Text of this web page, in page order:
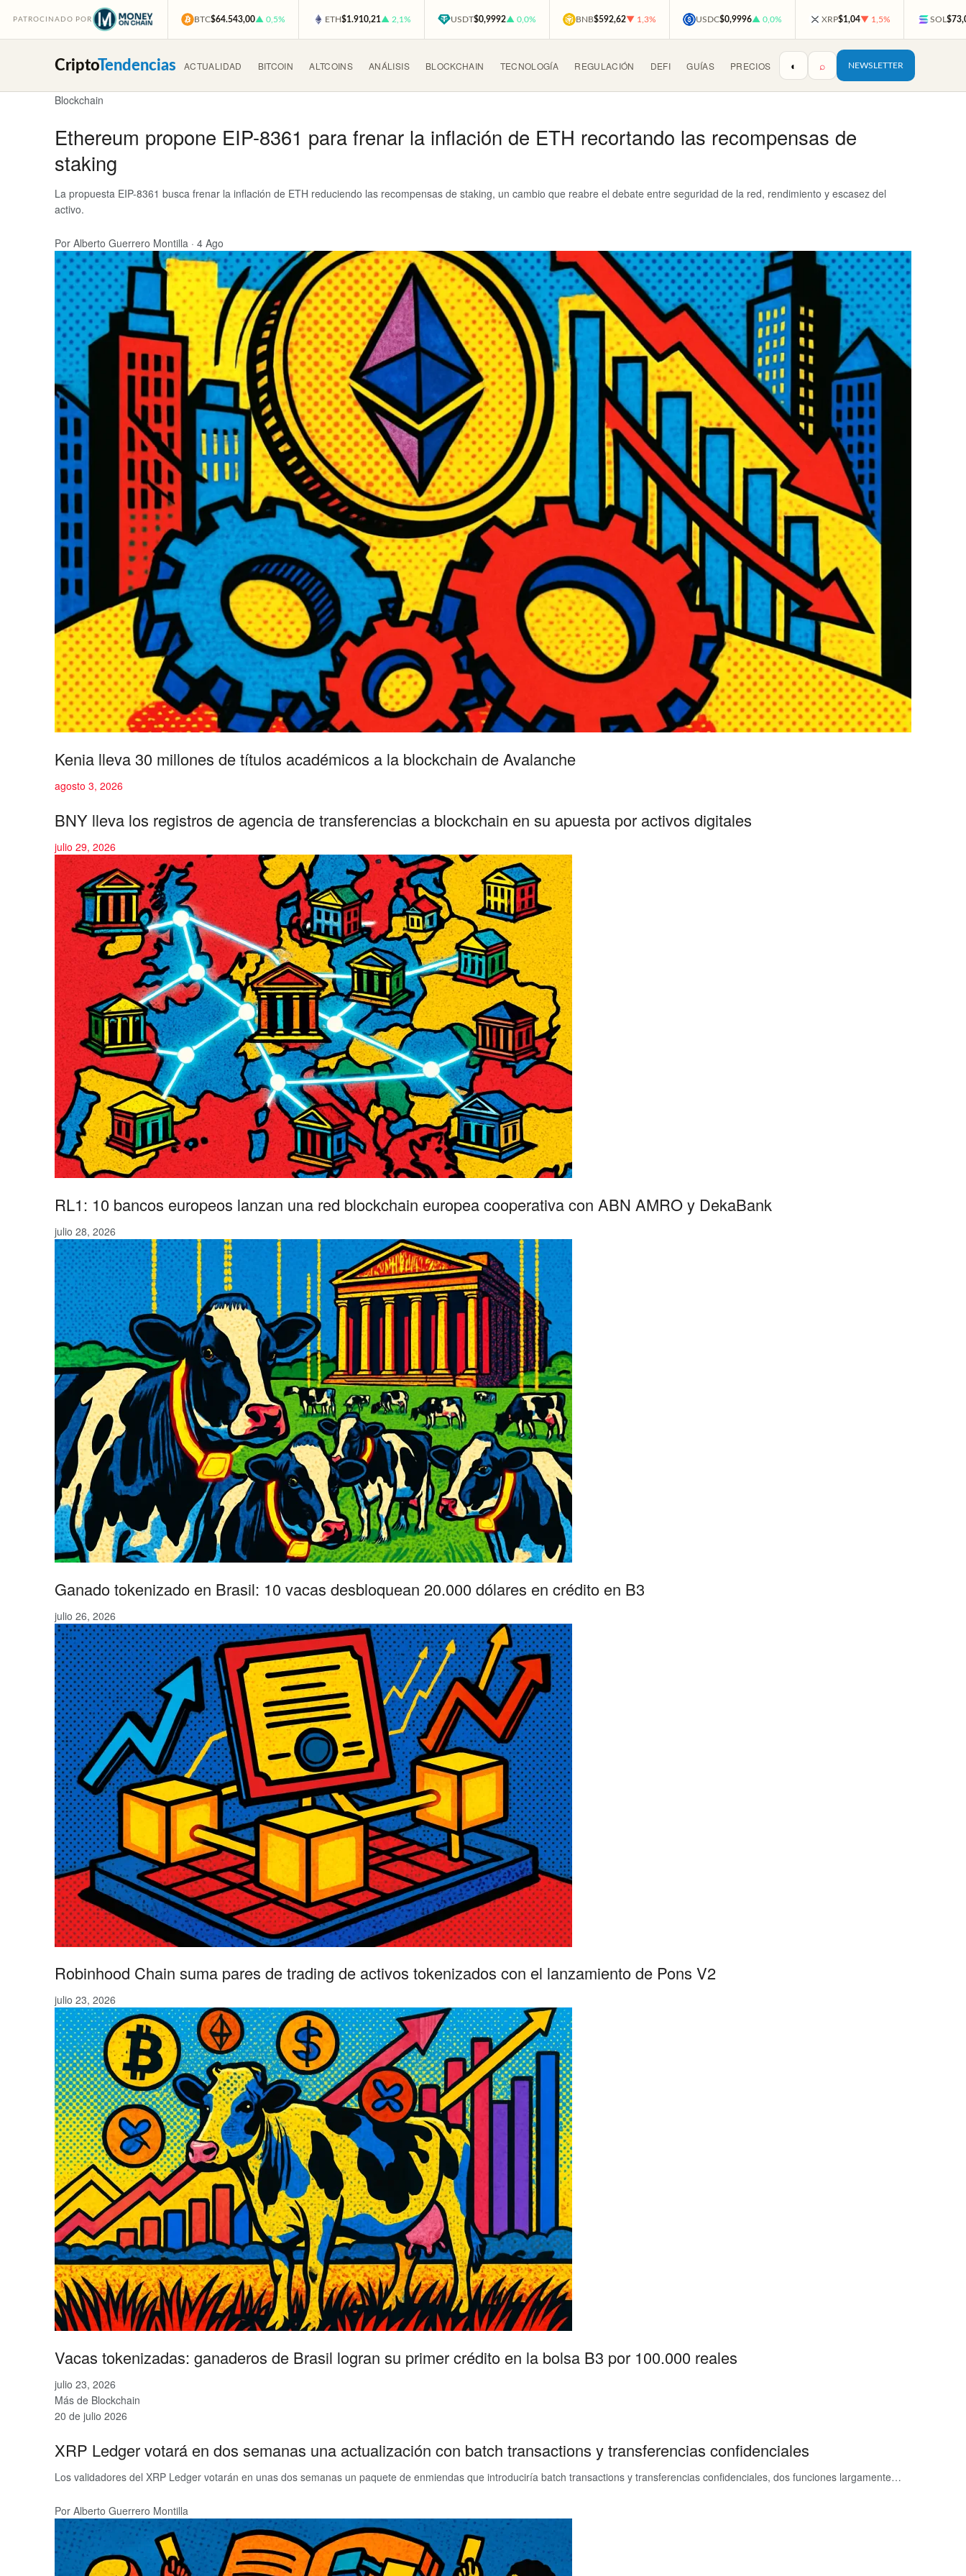
PATROCINADO POR BTC$64.543,00▲ 0,5% ETH$1.910,21▲ 2,1% USDT$0,9992▲ 0,0% BNB$592,62▼ 1,3% USDC$0,9996▲ 0,0% XRP$1,04▼ 1,5% SOL
CriptoTendencias ACTUALIDAD BITCOIN ALTCOINS ANÁLISIS BLOCKCHAIN TECNOLOGÍA REGULACIÓN DEFI GUÍAS PRECIOS ◐ ⌕ NEWSLETTER
Blockchain
Ethereum propone EIP-8361 para frenar la inflación de ETH recortando las recompensas de
staking
La propuesta EIP-8361 busca frenar la inflación de ETH reduciendo las recompensas de staking, un cambio que reabre el debate entre seguridad de la red, rendimiento y escasez del
activo.
Por Alberto Guerrero Montilla · 4 Ago
Kenia lleva 30 millones de títulos académicos a la blockchain de Avalanche
agosto 3, 2026
BNY lleva los registros de agencia de transferencias a blockchain en su apuesta por activos digitales
julio 29, 2026
RL1: 10 bancos europeos lanzan una red blockchain europea cooperativa con ABN AMRO y DekaBank
julio 28, 2026
Ganado tokenizado en Brasil: 10 vacas desbloquean 20.000 dólares en crédito en B3
julio 26, 2026
Robinhood Chain suma pares de trading de activos tokenizados con el lanzamiento de Pons V2
julio 23, 2026
Vacas tokenizadas: ganaderos de Brasil logran su primer crédito en la bolsa B3 por 100.000 reales
julio 23, 2026
Más de Blockchain
20 de julio 2026
XRP Ledger votará en dos semanas una actualización con batch transactions y transferencias confidenciales
Los validadores del XRP Ledger votarán en unas dos semanas un paquete de enmiendas que introduciría batch transactions y transferencias confidenciales, dos funciones largamente…
Por Alberto Guerrero Montilla